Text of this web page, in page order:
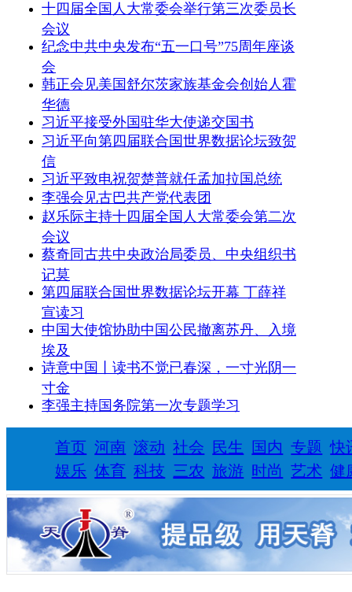
十四届全国人大常委会举行第三次委员长
会议
纪念中共中央发布“五一口号”75周年座谈
会
韩正会见美国舒尔茨家族基金会创始人霍
华德
习近平接受外国驻华大使递交国书
习近平向第四届联合国世界数据论坛致贺
信
习近平致电祝贺楚普就任孟加拉国总统
李强会见古巴共产党代表团
赵乐际主持十四届全国人大常委会第二次
会议
蔡奇同古共中央政治局委员、中央组织书
记莫
第四届联合国世界数据论坛开幕 丁薛祥
宣读习
中国大使馆协助中国公民撤离苏丹、入境
埃及
诗意中国丨读书不觉已春深，一寸光阴一
寸金
李强主持国务院第一次专题学习
首页 河南 滚动 社会 民生 国内 专题 快
娱乐 体育 科技 三农 旅游 时尚 艺术 健